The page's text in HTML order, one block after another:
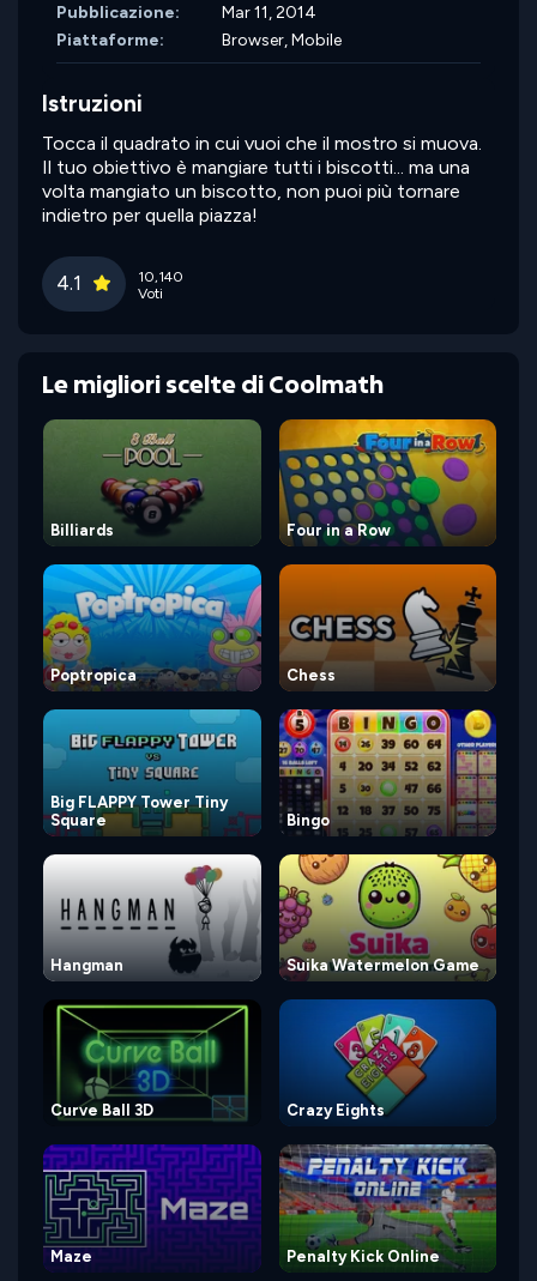
Pubblicazione:
Mar 11, 2014
Piattaforme:
Browser, Mobile
Istruzioni
Tocca il quadrato in cui vuoi che il mostro si muova.
Il tuo obiettivo è mangiare tutti i biscotti... ma una
volta mangiato un biscotto, non puoi più tornare
indietro per quella piazza!
4.1
10,140
Voti
Le migliori scelte di Coolmath
Billiards Four in a Row
Poptropica Chess
Big FLAPPY Tower Tiny
Square
Bingo
Hangman Suika Watermelon Game
Curve Ball 3D Crazy Eights
Maze Penalty Kick Online